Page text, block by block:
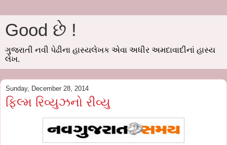
Good છે !
ગુજરાતી નવી પેઢીના હાસ્યલેખક એવા અધીર અમદાવાદીનાં હાસ્ય
લેખ.
Sunday, December 28, 2014
ફિલ્મ રિવ્યુઝનો રીવ્યુ